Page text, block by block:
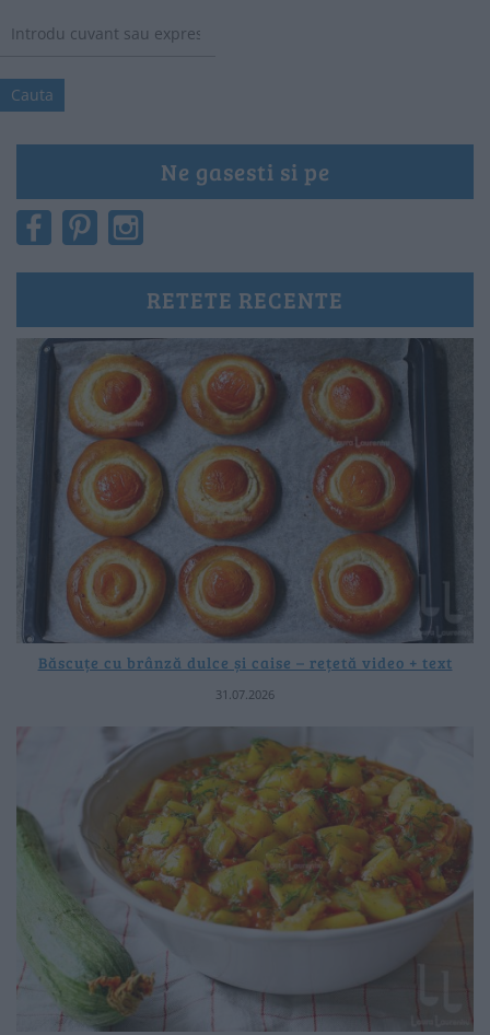
Ne gasesti si pe
RETETE RECENTE
Băscuțe cu brânză dulce și caise – rețetă video + text
31.07.2026